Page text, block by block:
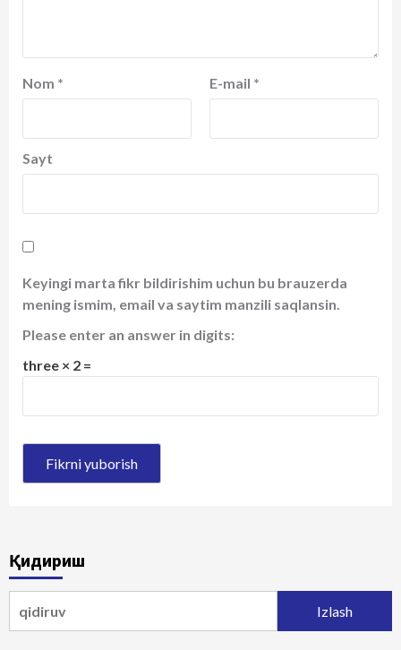
Nom * E-mail *
Sayt
Keyingi marta fikr bildirishim uchun bu brauzerda
mening ismim, email va saytim manzili saqlansin.
Please enter an answer in digits:
three × 2 =
Қидириш